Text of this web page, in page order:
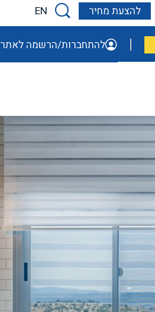
להצעת מחיר EN
להתחברות/הרשמה לאתר